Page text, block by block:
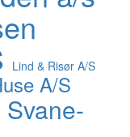
Lind & Risør A/S
A/S
Svane-